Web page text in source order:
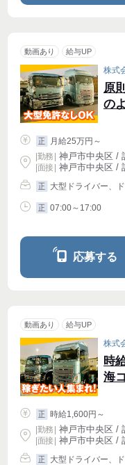
動画あり 給与UP
原
の
正
月給25万円～
|勤務 神戸市中央区 / 計算
| 面接 | 神戸市中央区 / 計算
正 大型ドライバー、
正 07:00～17:00
応募する
動画あり 給与UP
時
海
正
時給1,600円～
|勤務 神戸市中央区 / 計算
| 面接 | 神戸市中央区 / 計算
正 大型ドライバー、